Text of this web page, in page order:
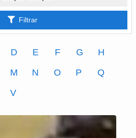
Filtrar
D E F G
H
M N O P
Q
V